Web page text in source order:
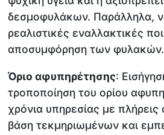
δεσμοφυλάκων. Παράλληλα,
ρεαλιστικές εναλλακτικές
αποσυμφόρηση των φυλακών.
Όριο αφυπηρέτησης:
τροποποίηση του ορίου
χρόνια υπηρεσίας με
βάση τεκμηριωμένων και